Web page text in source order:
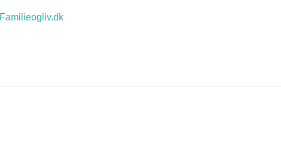
Familieogliv.dk